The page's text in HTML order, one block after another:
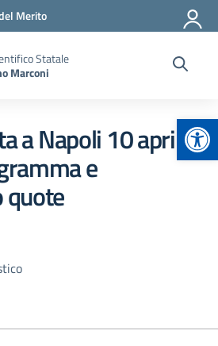
Merito
Statale
Marconi
a Napoli 10 aprile
e